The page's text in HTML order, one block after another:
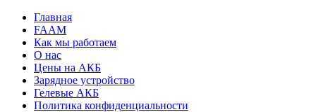
Главная
FAAM
Как мы работаем
О нас
Цены на АКБ
Зарядное устройство
Гелевые АКБ
Политика конфиденциальности